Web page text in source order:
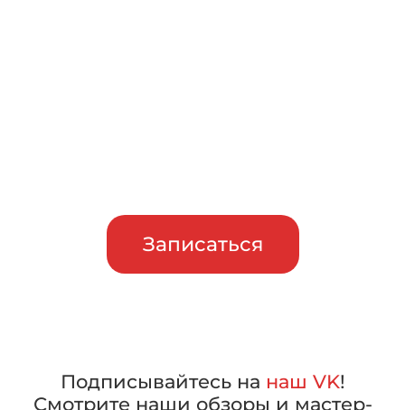
Записаться
Подписывайтесь на наш VK!
Смотрите наши обзоры и мастер-